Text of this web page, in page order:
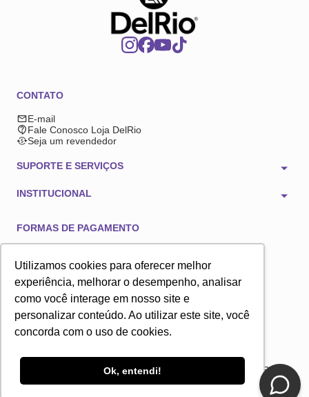
Utilizamos cookies para oferecer melhor
experiência, melhorar o desempenho, analisar
como você interage em nosso site e
personalizar conteúdo. Ao utilizar este site, você
concorda com o uso de cookies.
Ok, entendi!
CONTATO
E-mail
Fale Conosco Loja DelRio
Seja um revendedor
SUPORTE E SERVIÇOS
INSTITUCIONAL
FORMAS DE PAGAMENTO
TECNOLOGIA E SEGURANÇA
2025 © Copyright DelRio. Todos os direitos reservados. A loja online DelRio é
operada pela Selia Fullcommerce. - Rodovia Anhanguera, 800, km 31,7, bloco
300, galpão 20, 21 e 22 Empresarial Anhanguera Cajamar - SP, 07753-580